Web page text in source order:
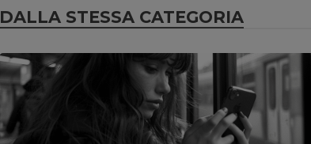
DALLA STESSA CATEGORIA